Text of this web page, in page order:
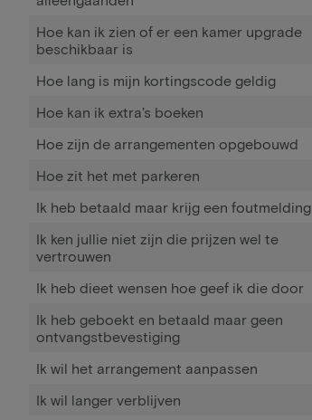
Hoe kan ik zien of er een kamer upgrade
beschikbaar is
Hoe lang is mijn kortingscode geldig
Hoe kan ik extra's boeken
Hoe zijn de arrangementen opgebouwd
Hoe zit het met parkeren
Ik heb betaald maar krijg een foutmelding
Ik ken jullie niet zijn die prijzen wel te
vertrouwen
Ik heb dieet wensen hoe geef ik die door
Ik heb geboekt en betaald maar geen
ontvangstbevestiging
Ik wil het arrangement aanpassen
Ik wil langer verblijven